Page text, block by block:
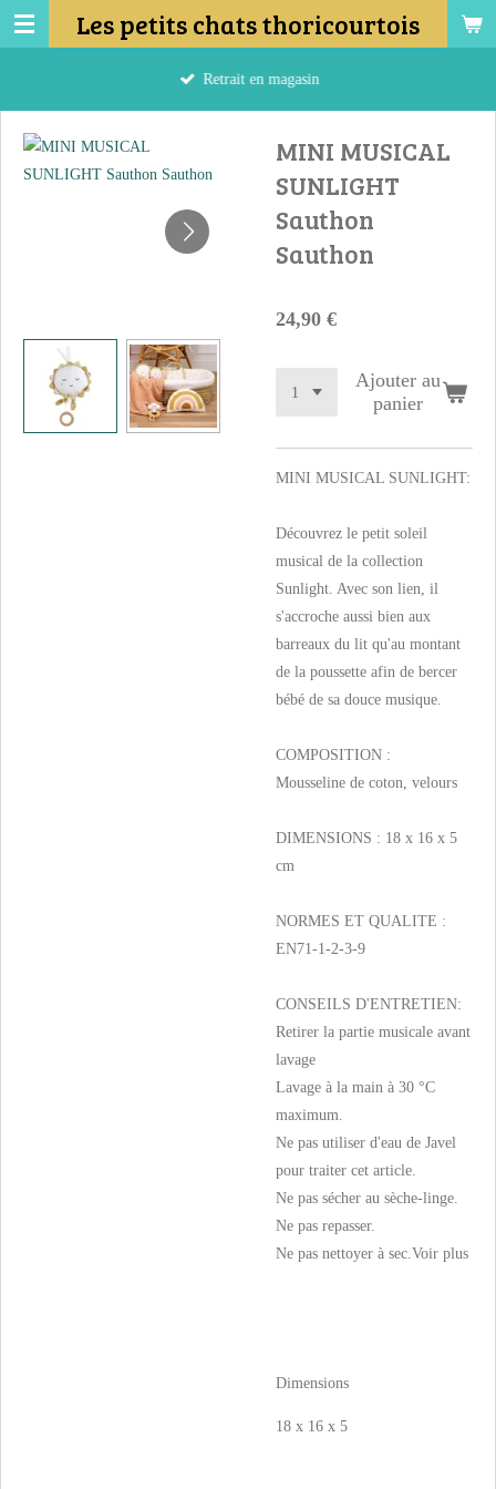
Passer
au
Les petits chats thoricourtois
Retrait en magasin
MINI MUSICAL
SUNLIGHT
Sauthon
Sauthon
24,90 €
Ajouter au
panier
MINI MUSICAL SUNLIGHT:
Découvrez le petit soleil
musical de la collection
Sunlight. Avec son lien, il
s'accroche aussi bien aux
barreaux du lit qu'au montant
de la poussette afin de bercer
bébé de sa douce musique.
COMPOSITION :
Mousseline de coton, velours
DIMENSIONS : 18 x 16 x 5
cm
NORMES ET QUALITE :
EN71-1-2-3-9
CONSEILS D'ENTRETIEN:
Retirer la partie musicale avant
lavage
Lavage à la main à 30 °C
maximum.
Ne pas utiliser d'eau de Javel
pour traiter cet article.
Ne pas sécher au sèche-linge.
Ne pas repasser.
Ne pas nettoyer à sec.Voir plus
Dimensions
18 x 16 x 5